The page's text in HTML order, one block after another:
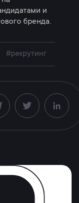
и
бренда.
#рекрутинг